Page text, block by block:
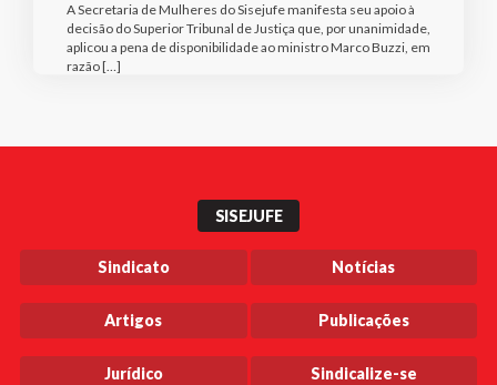
A Secretaria de Mulheres do Sisejufe manifesta seu apoio à
decisão do Superior Tribunal de Justiça que, por unanimidade,
aplicou a pena de disponibilidade ao ministro Marco Buzzi, em
razão […]
SISEJUFE
Sindicato Notícias
Artigos Publicações
Jurídico Sindicalize-se